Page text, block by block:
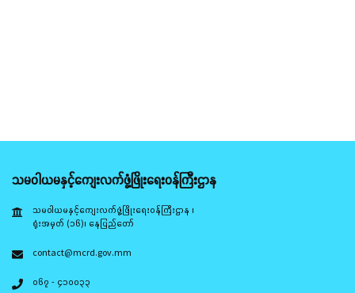
သမဝါယမနှင့်ကျေးလက်ဖွံ့ဖြိုးရေးဝန်ကြီးဌာန
သမဝါယမနှင့်ကျေးလက်ဖွံ့ဖြိုးရေးဝန်ကြီးဌာန ၊
ရုံးအမှတ် (၁၆)၊ နေပြည်တော်
contact@mcrd.gov.mm
၀၆၇ - ၄၁၀၀၃၃